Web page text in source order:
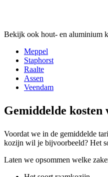
Bekijk ook hout- en aluminium
Meppel
Staphorst
Raalte
Assen
Veendam
Gemiddelde kosten
Voordat we in de gemiddelde
kozijn wil je bijvoorbeeld? Het
Laten we opsommen welke